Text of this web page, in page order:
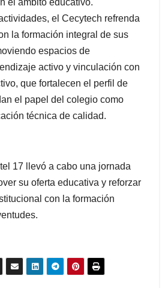
el Cecytech refrenda
la formación integral de sus
espacios de
activo y vinculación con
que fortalecen el perfil de
el papel del colegio como
técnica de calidad.
17 llevó a cabo una jornada
su oferta educativa y reforzar
con la formación